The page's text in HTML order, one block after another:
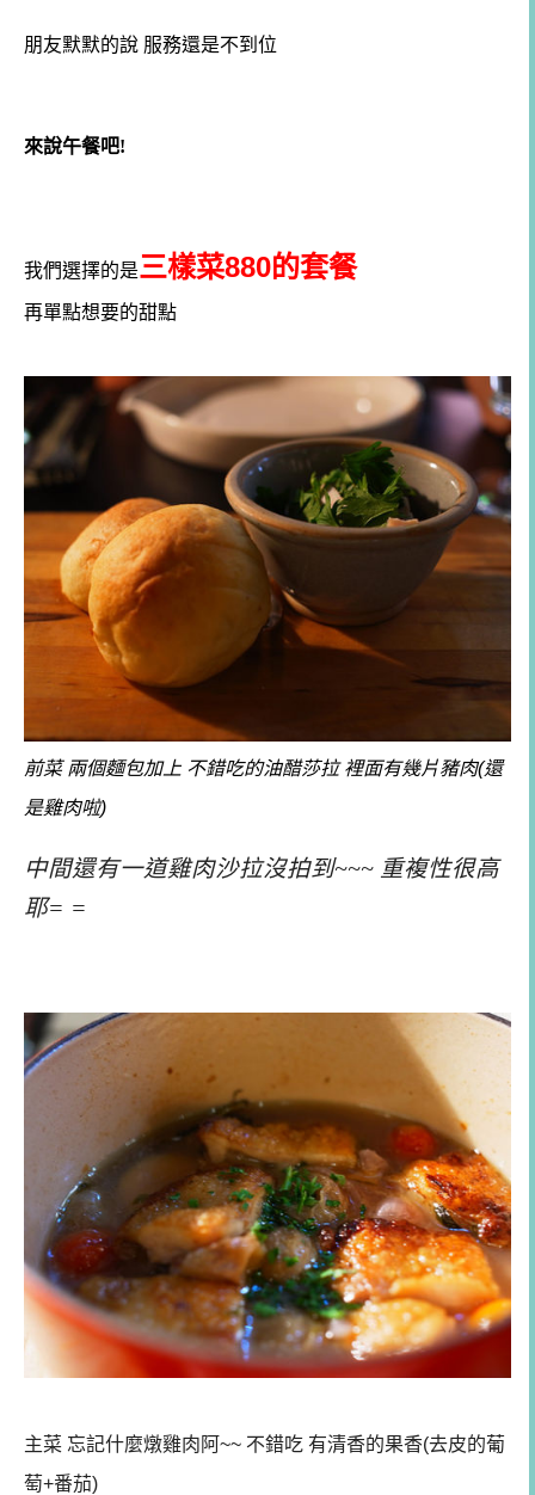
朋友默默的說 服務還是不到位
來說午餐吧!
我們選擇的是三樣菜880的套餐
再單點想要的甜點
前菜 兩個麵包加上 不錯吃的油醋莎拉 裡面有幾片豬肉(還
是雞肉啦)
中間還有一道雞肉沙拉沒拍到~~~ 重複性很高
耶= =
主菜 忘記什麼燉雞肉阿~~ 不錯吃 有清香的果香(去皮的葡
萄+番茄)